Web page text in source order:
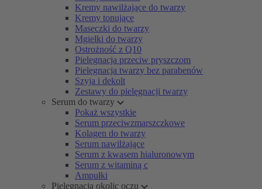
Kremy nawilżające do twarzy
Kremy tonujące
Maseczki do twarzy
Mgiełki do twarzy
Ostrożność z Q10
Pielęgnacja przeciw pryszczom
Pielęgnacja twarzy bez parabenów
Szyja i dekolt
Zestawy do pielęgnacji twarzy
Serum do twarzy
Pokaż wszystkie
Serum przeciwzmarszczkowe
Kolagen do twarzy
Serum nawilżające
Serum z kwasem hialuronowym
Serum z witaminą c
Ampułki
Pielęgnacja okolic oczu